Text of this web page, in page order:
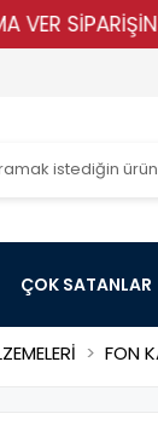
SİPARİŞİNİ !!!
ÇOK SATANLAR
FON